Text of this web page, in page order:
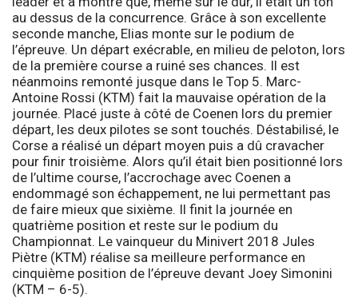
au dessus de la concurrence. Grâce à son excellente
seconde manche, Elias monte sur le podium de
l’épreuve. Un départ exécrable, en milieu de peloton, lors
de la première course a ruiné ses chances. Il est
néanmoins remonté jusque dans le Top 5. Marc-
Antoine Rossi (KTM) fait la mauvaise opération de la
journée. Placé juste à côté de Coenen lors du premier
départ, les deux pilotes se sont touchés. Déstabilisé, le
Corse a réalisé un départ moyen puis a dû cravacher
pour finir troisième. Alors qu’il était bien positionné lors
de l’ultime course, l’accrochage avec Coenen a
endommagé son échappement, ne lui permettant pas
de faire mieux que sixième. Il finit la journée en
quatrième position et reste sur le podium du
Championnat. Le vainqueur du Minivert 2018 Jules
Piètre (KTM) réalise sa meilleure performance en
cinquième position de l’épreuve devant Joey Simonini
(KTM – 6-5).